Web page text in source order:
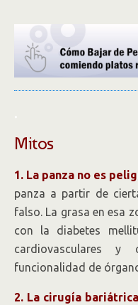
.
Mitos
1. La panza no es
panza a partir de
falso. La grasa en esa
con la diabetes
cardiovasculares
funcionalidad de
2. La cirugía